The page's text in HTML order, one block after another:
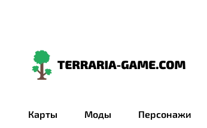
Terraria-
Карты Моды Персонажи